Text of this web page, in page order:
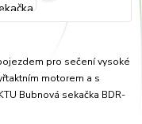
pro sečení vysoké
motorem a s
Bubnová sekačka BDR-